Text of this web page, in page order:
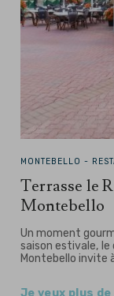
MONTEBELLO -
Terrasse le
Montebello
Un moment
saison estivale, le
Montebello invite
Je veux plus